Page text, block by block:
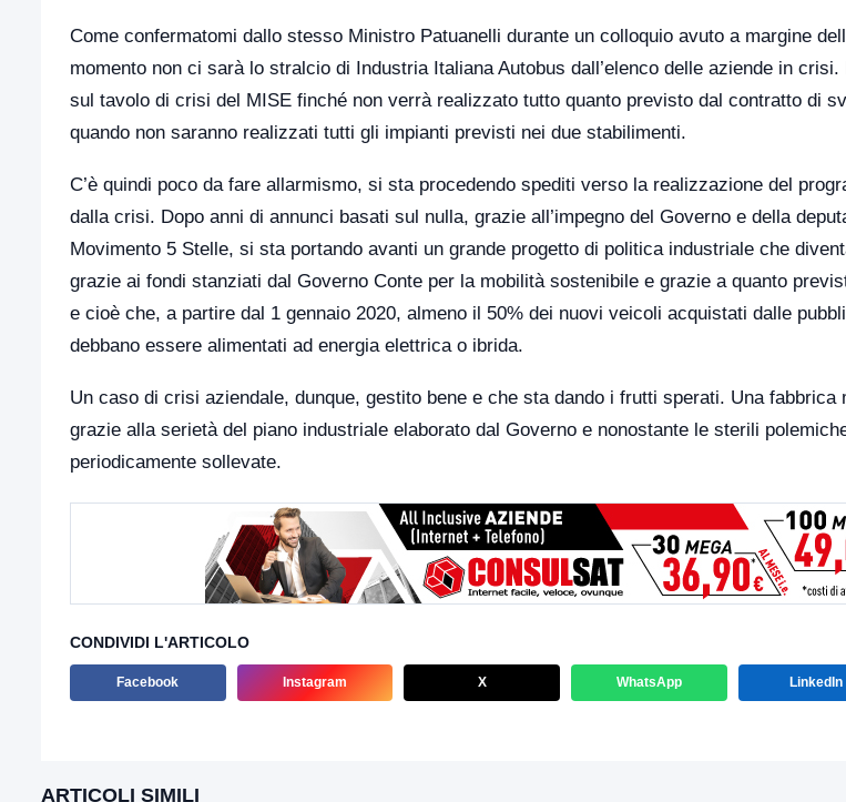
Come confermatomi dallo stesso Ministro Patuanelli durante un colloquio avuto a margine
momento non ci sarà lo stralcio di Industria Italiana Autobus dall’elenco delle aziende in
sul tavolo di crisi del MISE finché non verrà realizzato tutto quanto previsto dal contratto di
quando non saranno realizzati tutti gli impianti previsti nei due stabilimenti.
C’è quindi poco da fare allarmismo, si sta procedendo spediti verso la realizzazione del
dalla crisi. Dopo anni di annunci basati sul nulla, grazie all’impegno del Governo e della
Movimento 5 Stelle, si sta portando avanti un grande progetto di politica industriale che
grazie ai fondi stanziati dal Governo Conte per la mobilità sostenibile e grazie a quanto
e cioè che, a partire dal 1 gennaio 2020, almeno il 50% dei nuovi veicoli acquistati dalle
debbano essere alimentati ad energia elettrica o ibrida.
Un caso di crisi aziendale, dunque, gestito bene e che sta dando i frutti sperati. Una fabbrica
grazie alla serietà del piano industriale elaborato dal Governo e nonostante le sterili
periodicamente sollevate.
CONDIVIDI L'ARTICOLO
Facebook Instagram X WhatsApp LinkedIn
ARTICOLI SIMILI